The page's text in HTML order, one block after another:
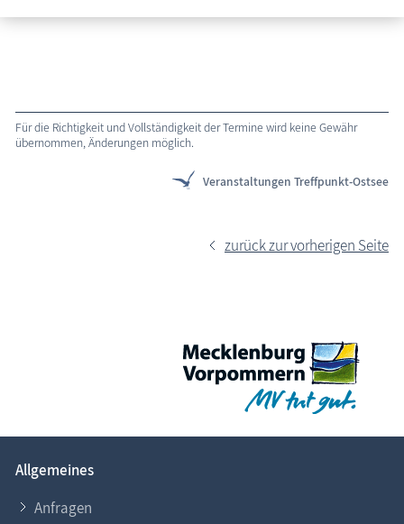
Für die Richtigkeit und Vollständigkeit der Termine wird keine Gewähr
übernommen, Änderungen möglich.
Veranstaltungen Treffpunkt-Ostsee
zurück zur vorherigen Seite
Allgemeines
Anfragen